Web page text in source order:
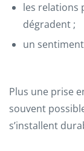
les relations
dégradent ;
un
Plus une prise
souvent
s’installent